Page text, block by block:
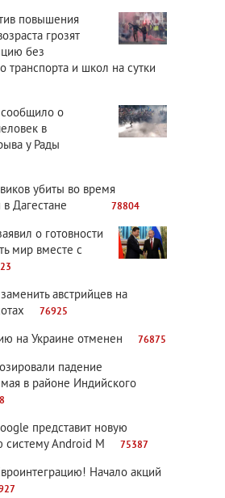
повышения
грозят
без
транспорта и школ на сутки
о
в
у Рады
убиты во время
Дагестане
78804
о готовности
мир вместе с
австрийцев на
76925
на Украине отменен 76875
падение
в районе Индийского
представит новую
систему Android M
75387
Начало акций